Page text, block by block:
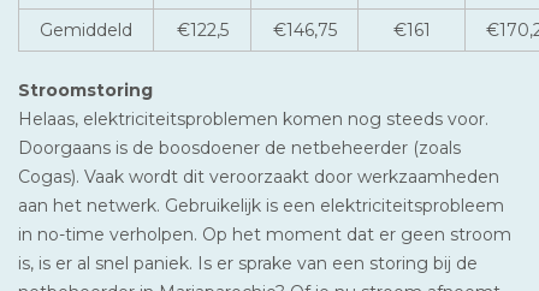
Gemiddeld
€122,5 €146,75 €161
Stroomstoring
Helaas, elektriciteitsproblemen komen nog steeds voor.
Doorgaans is de boosdoener de netbeheerder (zoals
Cogas). Vaak wordt dit veroorzaakt door werkzaamheden
aan het netwerk. Gebruikelijk is een elektriciteitsprobleem
in no-time verholpen. Op het moment dat er geen stroom
is, is er al snel paniek. Is er sprake van een storing bij de